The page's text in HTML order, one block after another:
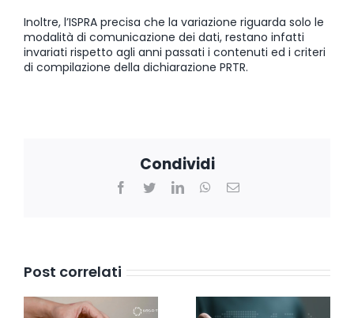
Inoltre, l’ISPRA precisa che la variazione riguarda solo le
modalità di comunicazione dei dati, restano infatti
invariati rispetto agli anni passati i contenuti ed i criteri
di compilazione della dichiarazione PRTR.
Condividi
Facebook
TwitterLinkedInWhatsApp
Email
Post correlati